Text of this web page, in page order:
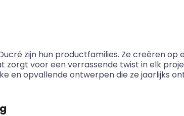
zijn hun productfamilies. Ze creëren op
voor een verrassende twist in elk
en opvallende ontwerpen die ze jaarlijks